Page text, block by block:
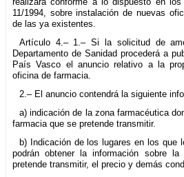
11/1994, sobre instalación de nuevas
de las ya existentes.
Artículo 4.– 1.– Si la solicitud de
Departamento de Sanidad procederá a
País Vasco el anuncio relativo a la
oficina de farmacia.
2.– El anuncio contendrá la siguiente
a) indicación de la zona farmacéutica
farmacia que se pretende transmitir.
b) Indicación de los lugares en los que
podrán obtener la información sobre
pretende transmitir, el precio y demás